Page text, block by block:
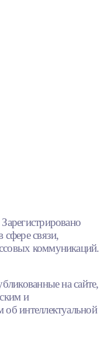
связи,
коммуникаций.
на сайте,
и
интеллектуальной